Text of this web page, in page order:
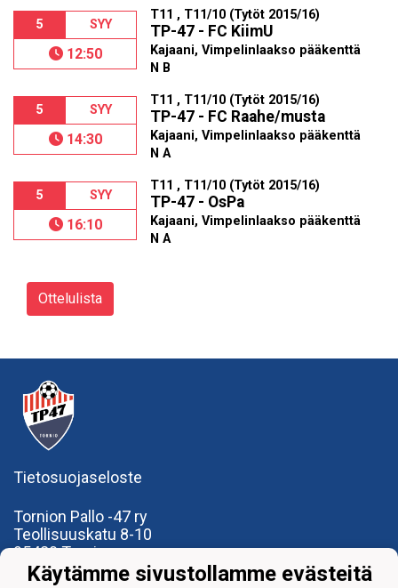
5 SYY
12:50
T11 , T11/10 (Tytöt 2015/16)
TP-47 - FC KiimU
Kajaani, Vimpelinlaakso pääkenttä
N B
5 SYY
14:30
T11 , T11/10 (Tytöt 2015/16)
TP-47 - FC Raahe/musta
Kajaani, Vimpelinlaakso pääkenttä
N A
5 SYY
16:10
T11 , T11/10 (Tytöt 2015/16)
TP-47 - OsPa
Kajaani, Vimpelinlaakso pääkenttä
N A
Ottelulista
Tietosuojaseloste
Tornion Pallo -47 ry
Teollisuuskatu 8-10
95420 Tornio
+35840591 9275
Käytämme sivustollamme evästeitä